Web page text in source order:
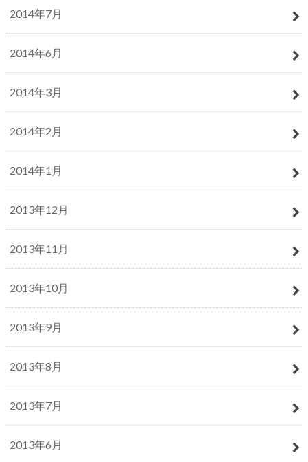
2014年7月
2014年6月
2014年3月
2014年2月
2014年1月
2013年12月
2013年11月
2013年10月
2013年9月
2013年8月
2013年7月
2013年6月